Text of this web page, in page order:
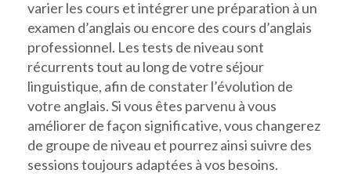
varier les cours et intégrer une préparation à un
examen d’anglais ou encore des cours d’anglais
professionnel. Les tests de niveau sont
récurrents tout au long de votre séjour
linguistique, afin de constater l’évolution de
votre anglais. Si vous êtes parvenu à vous
améliorer de façon significative, vous changerez
de groupe de niveau et pourrez ainsi suivre des
sessions toujours adaptées à vos besoins.